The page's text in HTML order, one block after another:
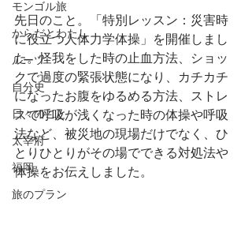
モンゴル旅
からだとわたし
ルーツ
自分史
日々のこと
太宰府
福岡
旅のプラン
先日のこと。「特別レッスン：災害時
に役立つ人体力学体操」を開催しまし
た。怪我をした時の止血方法、ショッ
クで過度の緊張状態になり、カチカチ
になったお腹をゆるめる方法、ストレ
スで呼吸が浅くなった時の体操や呼吸
法など、被災地の現場だけでなく、ひ
とりひとりがその場でできる対処法や
体操をお伝えしました。